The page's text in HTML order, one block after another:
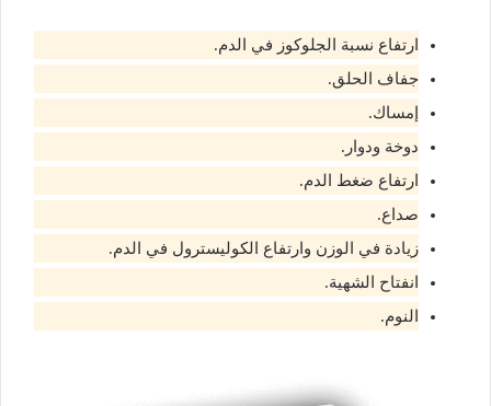
ارتفاع نسبة الجلوكوز في الدم.
جفاف الحلق.
إمساك.
دوخة ودوار.
ارتفاع ضغط الدم.
صداع.
زيادة في الوزن وارتفاع الكوليسترول في الدم.
انفتاح الشهية.
النوم.